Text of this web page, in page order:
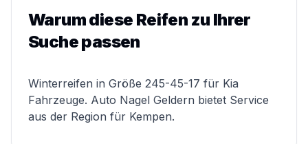
Warum diese Reifen zu Ihrer
Suche passen
Winterreifen in Größe 245-45-17 für Kia
Fahrzeuge. Auto Nagel Geldern bietet Service
aus der Region für Kempen.